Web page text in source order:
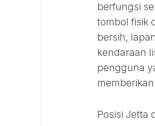
berfungsi
tombol fisik
bersih,
kendaraan
pengguna
Posisi Jetta